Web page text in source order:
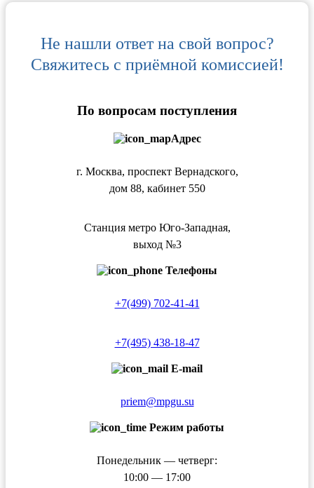
Не нашли ответ на свой вопрос?
Свяжитесь с приёмной комиссией!
По вопросам поступления
Адрес
г. Москва, проспект Вернадского,
дом 88, кабинет 550
Станция метро Юго-Западная,
выход №3
Телефоны
+7(499) 702-41-41
+7(495) 438-18-47
E-mail
priem@mpgu.su
Режим работы
Понедельник — четверг:
10:00 — 17:00